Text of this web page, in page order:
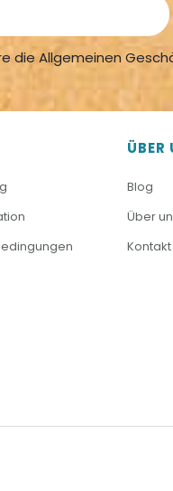
die Allgemeinen
ÜBER
Blog
Über
Kontakt